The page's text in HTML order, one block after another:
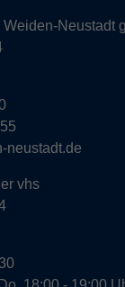
Neustadt
neustadt.de
vhs